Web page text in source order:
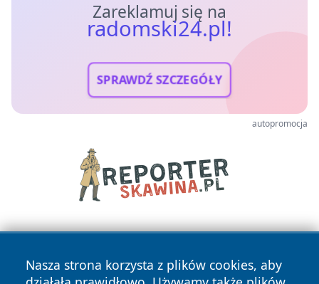
Zareklamuj się na
radomski24.pl!
SPRAWDŹ SZCZEGÓŁY
autopromocja
Nasza strona korzysta z plików cookies, aby